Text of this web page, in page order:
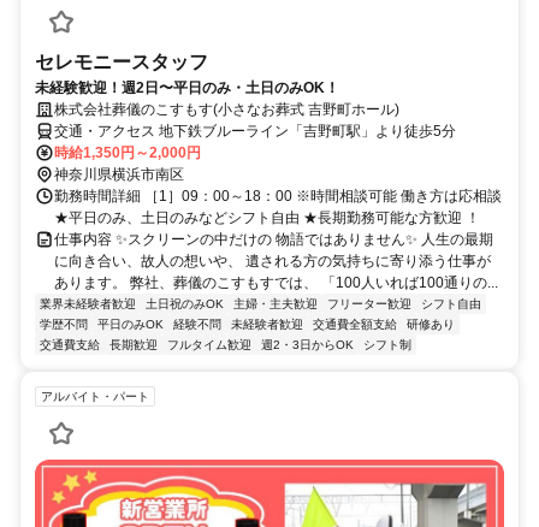
セレモニースタッフ
未経験歓迎！週2日〜平日のみ・土日のみOK！
株式会社葬儀のこすもす(小さなお葬式 吉野町ホール)
交通・アクセス 地下鉄ブルーライン「吉野町駅」より徒歩5分
時給1,350円～2,000円
神奈川県横浜市南区
勤務時間詳細 ［1］09：00～18：00 ※時間相談可能 働き方は応相談
★平日のみ、土日のみなどシフト自由 ★長期勤務可能な方歓迎 ！
仕事内容 ✨スクリーンの中だけの 物語ではありません✨ 人生の最期
に向き合い、故人の想いや、 遺される方の気持ちに寄り添う仕事が
あります。 弊社、葬儀のこすもすでは、 「100人いれば100通りの...
業界未経験者歓迎 土日祝のみOK 主婦・主夫歓迎 フリーター歓迎
シフト自由
学歴不問
平日のみOK 経験不問 未経験者歓迎 交通費全額支給
研修あり
交通費支給
長期歓迎 フルタイム歓迎 週2・3日からOK シフト制
アルバイト・パート